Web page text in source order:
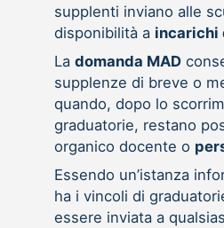
supplenti inviano alle
disponibilità a incarichi
La domanda MAD
supplenze di breve o
quando, dopo lo
graduatorie, restano
organico docente o
Essendo un’istanza
ha i vincoli di
essere inviata a